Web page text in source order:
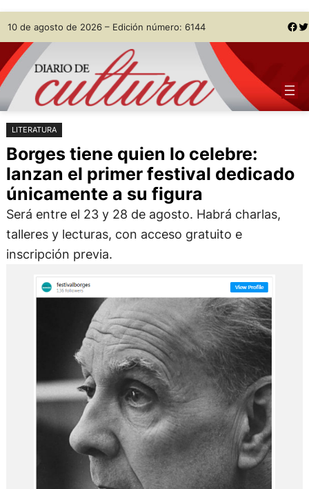
Saltar
al
contenido
Skip
to
content
10 de agosto de 2026 – Edición número: 6144 Facebook Twitter
LITERATURA
Borges tiene quien lo celebre:
lanzan el primer festival dedicado
únicamente a su figura
Será entre el 23 y 28 de agosto. Habrá charlas,
talleres y lecturas, con acceso gratuito e
inscripción previa.